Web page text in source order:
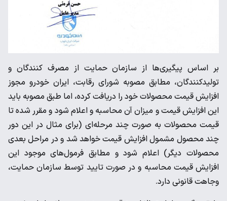
بر اساس پیگیری‌ها از سازمان حمایت از مصرف کنندگان و
تولیدکنندگان، مطابق مصوبه شورای رقابت، ایران خودرو مجوز
افزایش قیمت محصولات خود را دریافت کرده، اما طبق مصوبه باید
این افزایش قیمت و میزان آن محاسبه و اعلام شود و مقرر شده تا
قیمت محصولات به صورت چند مرحله‌ای (برای مثال در این دور
چند محصول مشمول افزایش قیمت خواهد شد و در مراحل بعدی
محصولات دیگر) اعلام شود و مطابق فرمول‌های موجود این
افزایش قیمت محاسبه و در صورت تایید توسط سازمان حمایت،
وجاهت قانونی دارد.